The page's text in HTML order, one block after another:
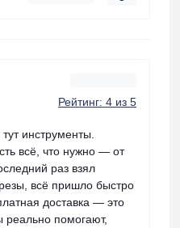
Рейтинг: 4 из 5
инструменты.
всё, что нужно — от
раз взял
всё пришло быстро
доставка — это
реально помогают,